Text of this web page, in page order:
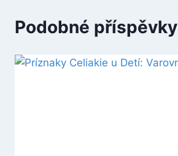
Podobné příspěvky